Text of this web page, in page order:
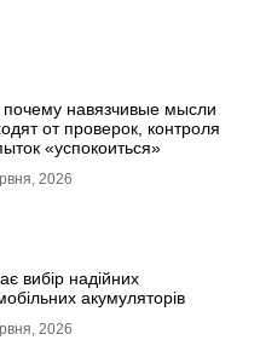
навязчивые мысли
от проверок, контроля
«успокоиться»
2026
вибір надійних
акумуляторів
2026